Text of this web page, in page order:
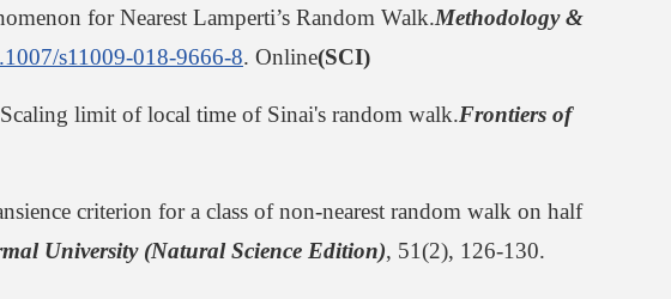
for Nearest Lamperti’s Random Walk.Methodology &
s11009-018-9666-8. Online(SCI)
limit of local time of Sinai's random walk.Frontiers of
criterion for a class of non-nearest random walk on half
University (Natural Science Edition), 51(2), 126-130.